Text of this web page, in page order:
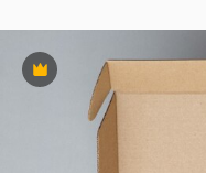
Premium